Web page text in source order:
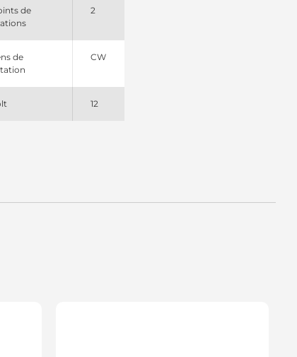
de
2
de
CW
12